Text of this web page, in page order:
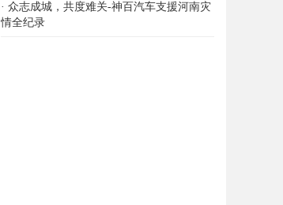
· 众志成城，共度难关-神百汽车支援河南灾
情全纪录